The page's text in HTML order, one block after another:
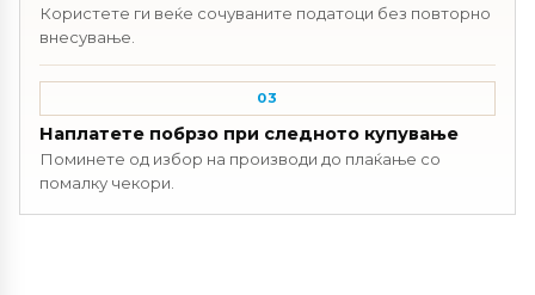
Користете ги веќе сочуваните податоци без повторно
внесување.
03
Наплатете побрзо при следното купување
Поминете од избор на производи до плаќање со
помалку чекори.